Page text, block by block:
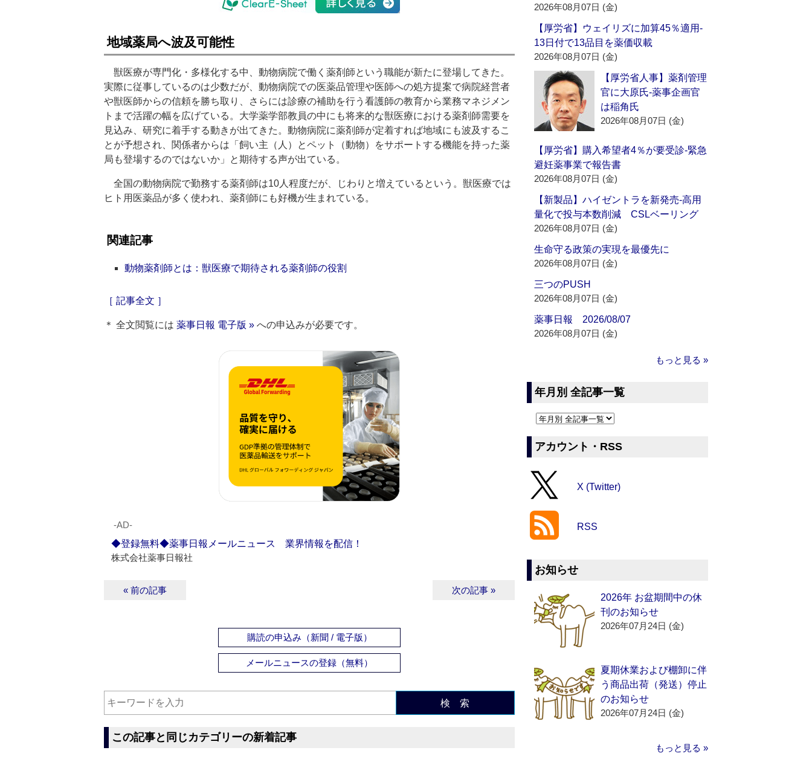
地域薬局へ波及可能性
獣医療が専門化・多様化する中、動物病院で働く薬剤師という職能が新たに登場してきた。
実際に従事しているのは少数だが、動物病院での医薬品管理や医師への処方提案で病院経営者
や獣医師からの信頼を勝ち取り、さらには診療の補助を行う看護師の教育から業務マネジメン
トまで活躍の幅を広げている。大学薬学部教員の中にも将来的な獣医療における薬剤師需要を
見込み、研究に着手する動きが出てきた。動物病院に薬剤師が定着すれば地域にも波及するこ
とが予想され、関係者からは「飼い主（人）とペット（動物）をサポートする機能を持った薬
局も登場するのではないか」と期待する声が出ている。
全国の動物病院で勤務する薬剤師は10人程度だが、じわりと増えているという。獣医療では
ヒト用医薬品が多く使われ、薬剤師にも好機が生まれている。
関連記事
動物薬剤師とは：獣医療で期待される薬剤師の役割
［ 記事全文 ］
＊ 全文閲覧には 薬事日報 電子版 » への申込みが必要です。
‐AD‐
◆登録無料◆薬事日報メールニュース 業界情報を配信！
株式会社薬事日報社
« 前の記事 次の記事 »
購読の申込み（新聞 / 電子版）
メールニュースの登録（無料）
検 索
この記事と同じカテゴリーの新着記事
2026年08月07日 (金)
【厚労省】ウェイリズに加算45％適用‐
13日付で13品目を薬価収載
2026年08月07日 (金)
【厚労省人事】薬剤管理
官に大原氏‐薬事企画官
は稲角氏
2026年08月07日 (金)
【厚労省】購入希望者4％が要受診‐緊急
避妊薬事業で報告書
2026年08月07日 (金)
【新製品】ハイゼントラを新発売‐高用
量化で投与本数削減 CSLベーリング
2026年08月07日 (金)
生命守る政策の実現を最優先に
2026年08月07日 (金)
三つのPUSH
2026年08月07日 (金)
薬事日報 2026/08/07
2026年08月07日 (金)
もっと見る »
年月別 全記事一覧
アカウント・RSS
X (Twitter)
RSS
お知らせ
2026年 お盆期間中の休
刊のお知らせ
2026年07月24日 (金)
夏期休業および棚卸に伴
う商品出荷（発送）停止
のお知らせ
2026年07月24日 (金)
もっと見る »